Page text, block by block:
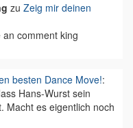
zu Zeig mir deinen
comment king
besten Dance Move!:
Hans-Wurst sein
Macht es eigentlich noch